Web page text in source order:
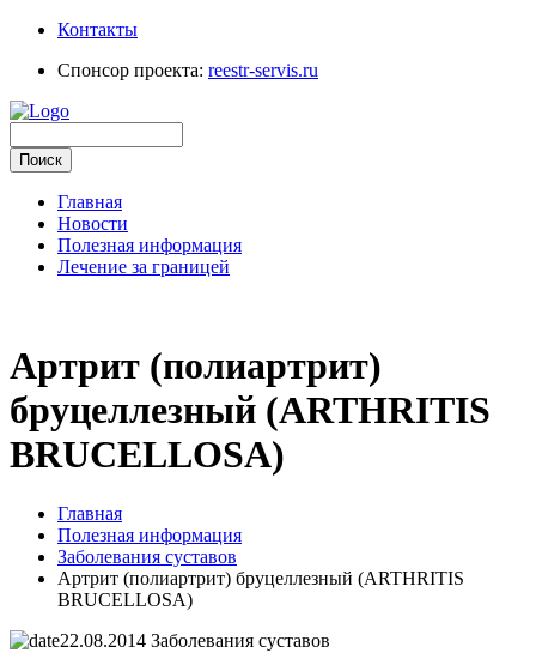
Контакты
Спонсор проекта: reestr-servis.ru
Главная
Новости
Полезная информация
Лечение за границей
Артрит (полиартрит)
бруцеллезный (ARTHRITIS
BRUCELLOSA)
Главная
Полезная информация
Заболевания суставов
Артрит (полиартрит) бруцеллезный (ARTHRITIS
BRUCELLOSA)
22.08.2014 Заболевания суставов